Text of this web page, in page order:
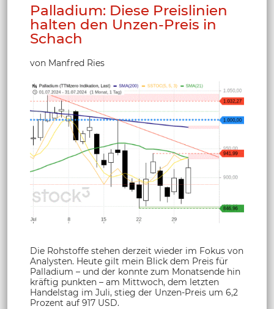
Palladium: Diese Preislinien
halten den Unzen-Preis in
Schach
von Manfred Ries
Die Rohstoffe stehen derzeit wieder im Fokus von
Analysten. Heute gilt mein Blick dem Preis für
Palladium – und der konnte zum Monatsende hin
kräftig punkten – am Mittwoch, dem letzten
Handelstag im Juli, stieg der Unzen-Preis um 6,2
Prozent auf 917 USD.